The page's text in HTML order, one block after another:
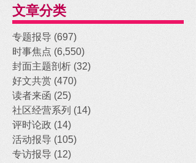
文章分类
专题报导 (697)
时事焦点 (6,550)
封面主题剖析 (32)
好文共赏 (470)
读者来函 (25)
社区经营系列 (14)
评时论政 (14)
活动报导 (105)
专访报导 (12)